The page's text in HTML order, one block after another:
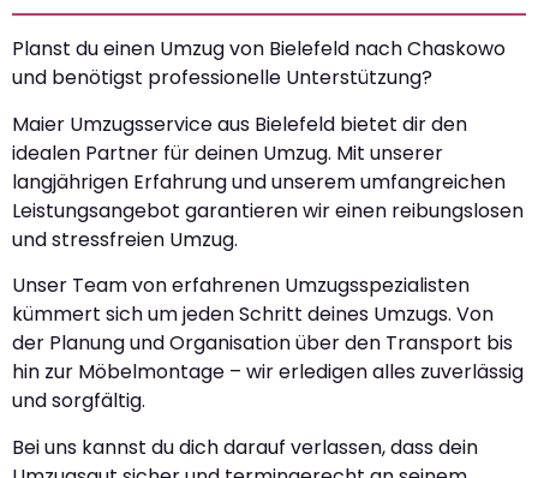
Planst du einen Umzug von Bielefeld nach Chaskowo
und benötigst professionelle Unterstützung?
Maier Umzugsservice aus Bielefeld bietet dir den
idealen Partner für deinen Umzug. Mit unserer
langjährigen Erfahrung und unserem umfangreichen
Leistungsangebot garantieren wir einen reibungslosen
und stressfreien Umzug.
Unser Team von erfahrenen Umzugsspezialisten
kümmert sich um jeden Schritt deines Umzugs. Von
der Planung und Organisation über den Transport bis
hin zur Möbelmontage – wir erledigen alles zuverlässig
und sorgfältig.
Bei uns kannst du dich darauf verlassen, dass dein